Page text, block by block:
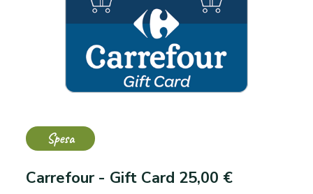
Spesa
Carrefour - Gift Card 25,00 €